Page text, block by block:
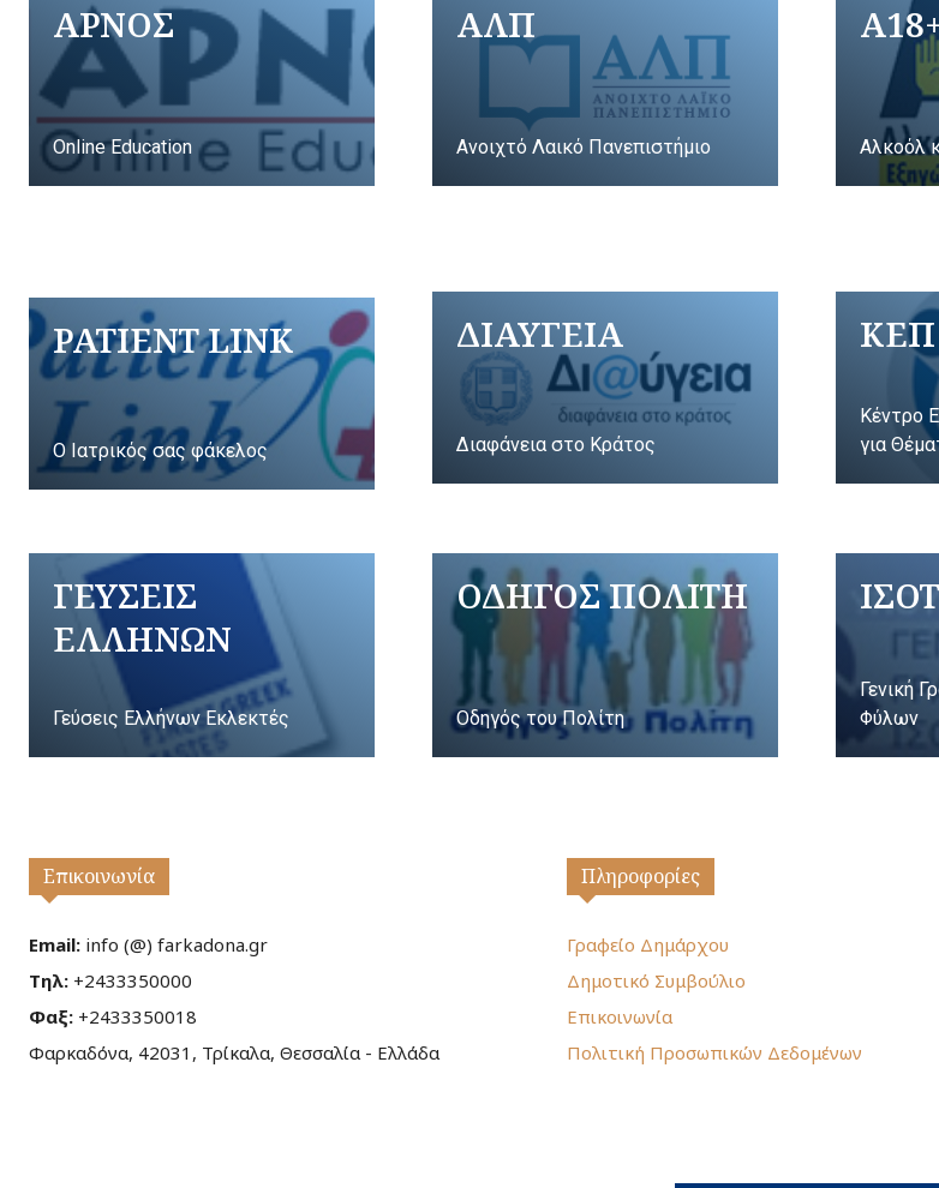
ΑΡΝΟΣ
Online Education
ΑΛΠ
Ανοιχτό Λαικό Πανεπιστήμιο Αλκοόλ
PATIENT LINK
Ο Ιατρικός σας φάκελος
ΔΙΑΥΓΕΙΑ
Διαφάνεια στο Κράτος
ΚΕΠ
Κέντρο
για
ΓΕΥΣΕΙΣ
ΕΛΛΗΝΩΝ
Γεύσεις Ελλήνων Εκλεκτές
ΟΔΗΓΟΣ ΠΟΛΙΤΗ
Οδηγός του Πολίτη
Γενική
Φύλων
Επικοινωνία
Email: info (@) farkadona.gr
Τηλ: +2433350000
Φαξ: +2433350018
Φαρκαδόνα, 42031, Τρίκαλα, Θεσσαλία - Ελλάδα
Πληροφορίες
Γραφείο Δημάρχου
Δημοτικό Συμβούλιο
Επικοινωνία
Πολιτική Προσωπικών Δεδομένων